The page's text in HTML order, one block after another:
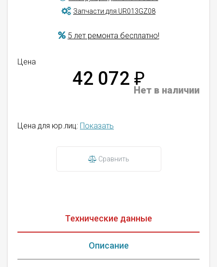
Запчасти для UR013GZ08
5 лет ремонта бесплатно!
Цена
42 072 ₽
Нет в наличии
Цена для юр.лиц: Показать
Сравнить
Технические данные
Описание